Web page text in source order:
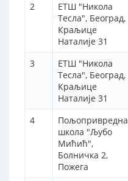
2
ЕТШ "Никола
Тесла", Београд,
Краљице
Наталије 31
3
ЕТШ "Никола
Тесла", Београд,
Краљице
Наталије 31
4
Пољопривредна
школа "Љубо
Мићић",
Болничка 2,
Пожега